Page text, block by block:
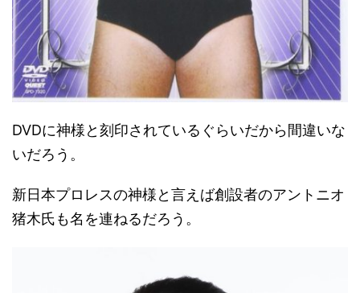
DVDに神様と刻印されているぐらいだから間違いな
いだろう。
新日本プロレスの神様と言えば創設者のアントニオ
猪木氏も名を連ねるだろう。